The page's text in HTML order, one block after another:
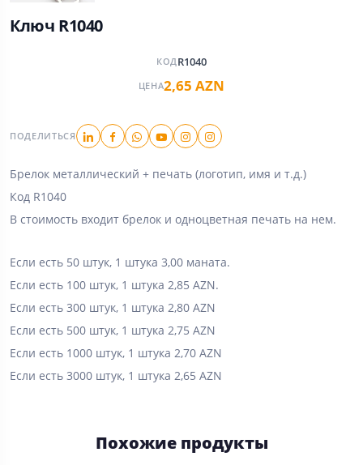
Ключ R1040
КОД R1040
ЦЕНА2,65 AZN
ПОДЕЛИТЬСЯ
Брелок металлический + печать (логотип, имя и т.д.)
Код R1040
В стоимость входит брелок и одноцветная печать на нем.
Если есть 50 штук, 1 штука 3,00 маната.
Если есть 100 штук, 1 штука 2,85 AZN.
Если есть 300 штук, 1 штука 2,80 AZN
Если есть 500 штук, 1 штука 2,75 AZN
Если есть 1000 штук, 1 штука 2,70 AZN
Если есть 3000 штук, 1 штука 2,65 AZN
Похожие продукты